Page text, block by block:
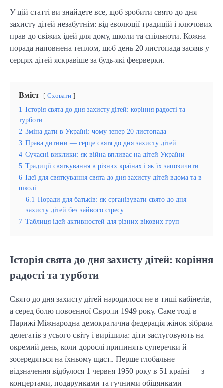
У цій статті ви знайдете все, щоб зробити свято до дня
захисту дітей незабутнім: від еволюції традицій і ключових
прав до свіжих ідей для дому, школи та спільноти. Кожна
порада наповнена теплом, щоб день 20 листопада засяяв у
серцях дітей яскравіше за будь-які феєрверки.
Вміст Сховати
1 Історія свята до дня захисту дітей: коріння радості та
турботи
2 Зміна дати в Україні: чому тепер 20 листопада
3 Права дитини — серце свята до дня захисту дітей
4 Сучасні виклики: як війна впливає на дітей України
5 Традиції святкування в різних країнах і як їх запозичити
6 Ідеї для святкування свята до дня захисту дітей вдома та в
школі
6.1 Поради для батьків: як організувати свято до дня
захисту дітей без зайвого стресу
7 Таблиця ідей активностей для різних вікових груп
Історія свята до дня захисту дітей: коріння
радості та турботи
Свято до дня захисту дітей народилося не в тиші кабінетів,
а серед болю повоєнної Європи 1949 року. Саме тоді в
Парижі Міжнародна демократична федерація жінок зібрала
делегатів з усього світу і вирішила: діти заслуговують на
окремий день, коли дорослі припинять суперечки й
зосередяться на їхньому щасті. Перше глобальне
відзначення відбулося 1 червня 1950 року в 51 країні — з
концертами, подарунками та гучними обіцянками